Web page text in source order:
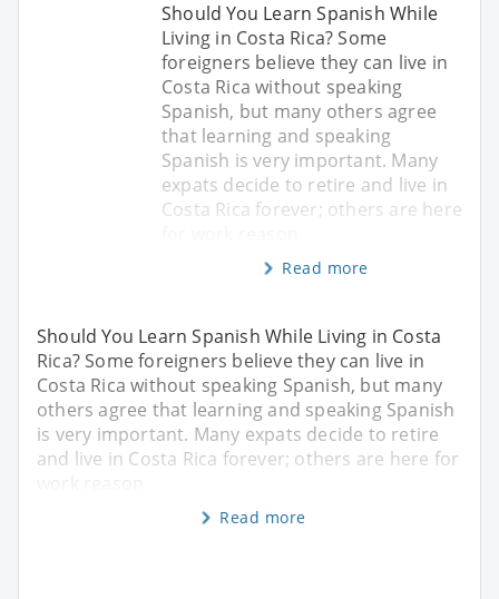
Should You Learn Spanish While
Living in Costa Rica? Some
foreigners believe they can live in
Costa Rica without speaking
Spanish, but many others agree
that learning and speaking
Spanish is very important. Many
expats decide to retire and live in
Costa Rica forever; others are here
Read more
Should You Learn Spanish While Living in Costa
Rica? Some foreigners believe they can live in
Costa Rica without speaking Spanish, but many
others agree that learning and speaking Spanish
is very important. Many expats decide to retire
and live in Costa Rica forever; others are here for
Read more